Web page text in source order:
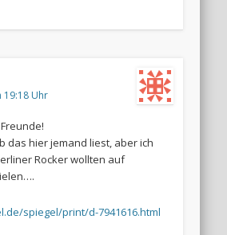
19:18 Uhr
das hier jemand liest, aber ich
Rocker wollten auf
spiegel/print/d-7941616.html